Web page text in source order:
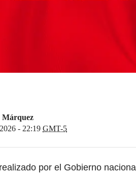
Márquez
- 22:19 GMT-5
por el Gobierno nacional